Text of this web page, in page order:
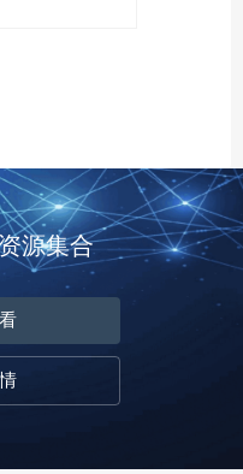
源集合